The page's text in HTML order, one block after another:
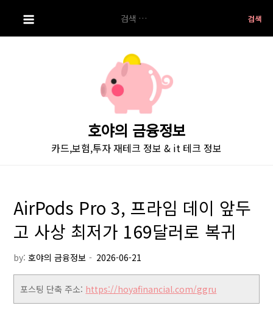
i
색:
호야의 금융정보
카드,보험,투자 재테크 정보 & it 테크 정보
AirPods Pro 3, 프라임 데이 앞두
고 사상 최저가 169달러로 복귀
by:호야의 금융정보
포스팅 단축 주소: https://hoyafinancial.com/ggru